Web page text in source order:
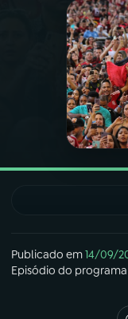
PODCASTS
07ÚLTIMAS
ACOMPANHE A
Publicado em14/09/
Episódio do programa